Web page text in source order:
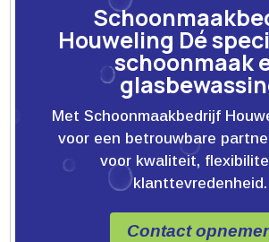
Houweling Dé
schoonmaak
Met Schoonmaakbedrijf
voor een betrouwbare
voor kwaliteit,
klanttevredenheid.
Contact